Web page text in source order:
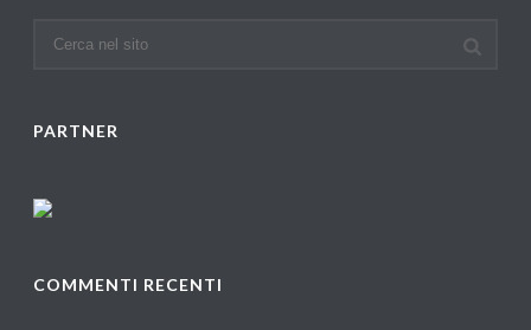
PARTNER
COMMENTI RECENTI